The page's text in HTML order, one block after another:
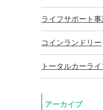
ライフサポート事
コインランドリー
トータルカーラ
アーカイブ